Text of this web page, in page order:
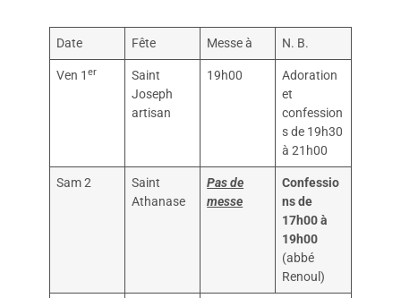
Date Fête Messe à N. B.
Ven 1er
Saint
Joseph
artisan
19h00
Adoration
et
confession
s de 19h30
à 21h00
Sam 2
Saint
Athanase
Pas de
messe
Confessio
ns de
17h00 à
19h00
(abbé
Renoul)